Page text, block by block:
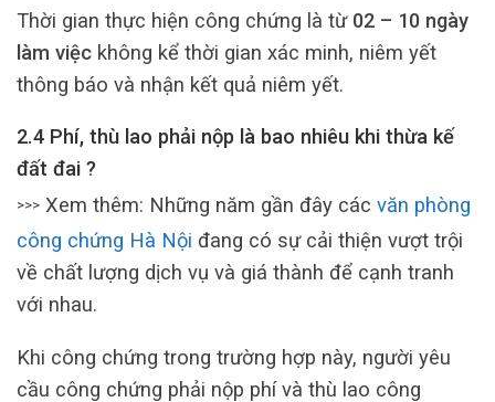
Thời gian thực hiện công chứng là từ 02 – 10 ngày
làm việc không kể thời gian xác minh, niêm yết
thông báo và nhận kết quả niêm yết.
2.4 Phí, thù lao phải nộp là bao nhiêu khi thừa kế
đất đai ?
>>> Xem thêm: Những năm gần đây các văn phòng
công chứng Hà Nội đang có sự cải thiện vượt trội
về chất lượng dịch vụ và giá thành để cạnh tranh
với nhau.
Khi công chứng trong trường hợp này, người yêu
cầu công chứng phải nộp phí và thù lao công